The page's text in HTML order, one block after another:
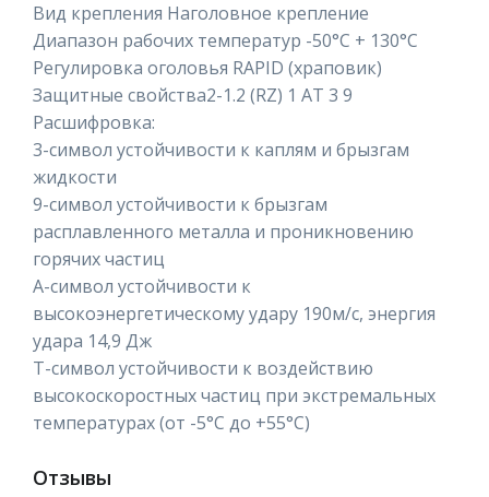
Вид крепления Наголовное крепление
Диапазон рабочих температур -50°C + 130°C
Регулировка оголовья RAPID (храповик)
Защитные свойства2-1.2 (RZ) 1 АТ 3 9
Расшифровка:
3-символ устойчивости к каплям и брызгам
жидкости
9-символ устойчивости к брызгам
расплавленного металла и проникновению
горячих частиц
А-символ устойчивости к
высокоэнергетическому удару 190м/с, энергия
удара 14,9 Дж
Т-символ устойчивости к воздействию
высокоскоростных частиц при экстремальных
температурах (от -5°С до +55°С)
Отзывы